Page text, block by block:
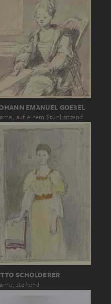
EMANUEL GOEBEL
auf einem Stuhl sitzend
SCHOLDERER
stehend